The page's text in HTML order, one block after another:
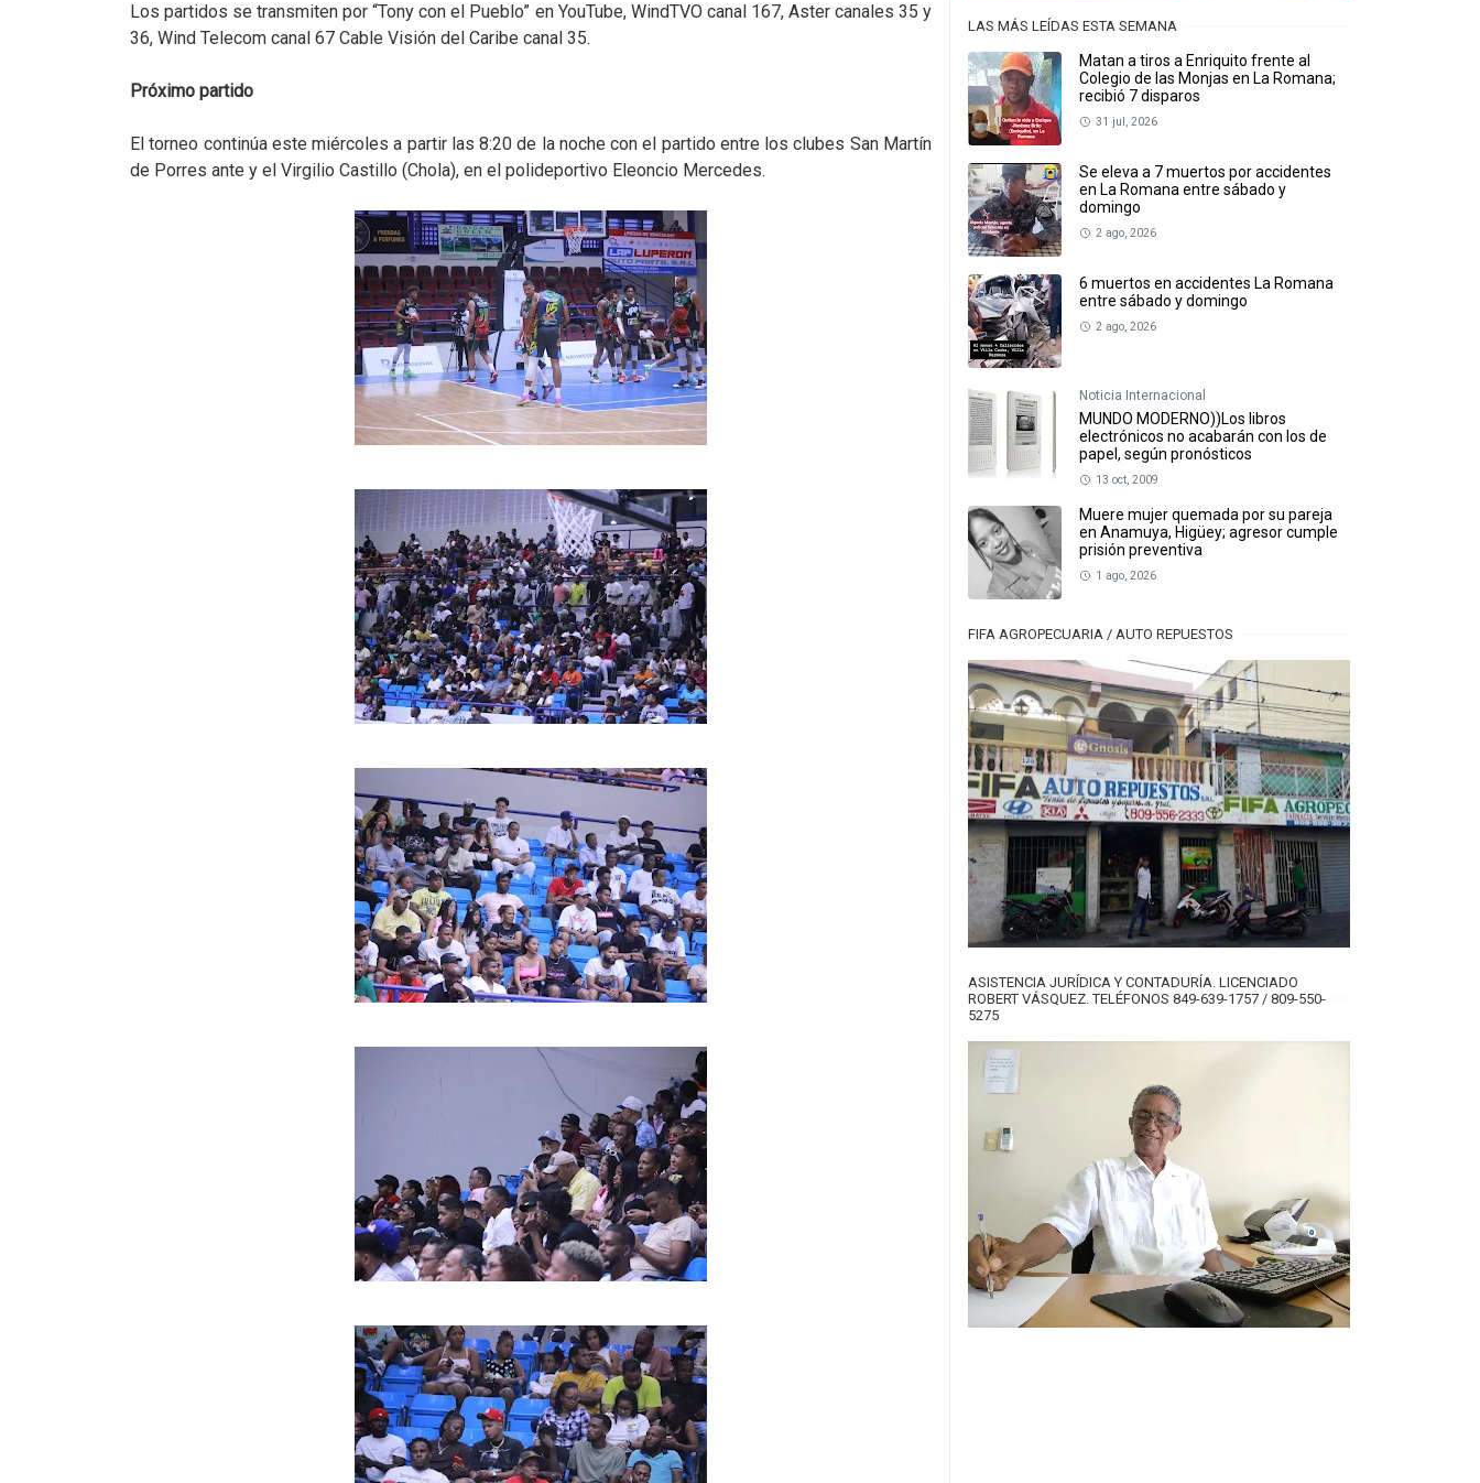
Los partidos se transmiten por “Tony con el Pueblo” en YouTube, WindTVO canal 167, Aster canales 35 y
36, Wind Telecom canal 67 Cable Visión del Caribe canal 35.
Próximo partido
El torneo continúa este miércoles a partir las 8:20 de la noche con el partido entre los clubes San Martín
de Porres ante y el Virgilio Castillo (Chola), en el polideportivo Eleoncio Mercedes.
LAS MÁS LEÍDAS ESTA SEMANA
Matan a tiros a Enriquito frente al
Colegio de las Monjas en La Romana;
recibió 7 disparos
31 jul, 2026
Se eleva a 7 muertos por accidentes
en La Romana entre sábado y
domingo
2 ago, 2026
6 muertos en accidentes La Romana
entre sábado y domingo
2 ago, 2026
Noticia Internacional
MUNDO MODERNO))Los libros
electrónicos no acabarán con los de
papel, según pronósticos
13 oct, 2009
Muere mujer quemada por su pareja
en Anamuya, Higüey; agresor cumple
prisión preventiva
1 ago, 2026
FIFA AGROPECUARIA / AUTO REPUESTOS
ASISTENCIA JURÍDICA Y CONTADURÍA. LICENCIADO
ROBERT VÁSQUEZ. TELÉFONOS 849-639-1757 / 809-550-
5275